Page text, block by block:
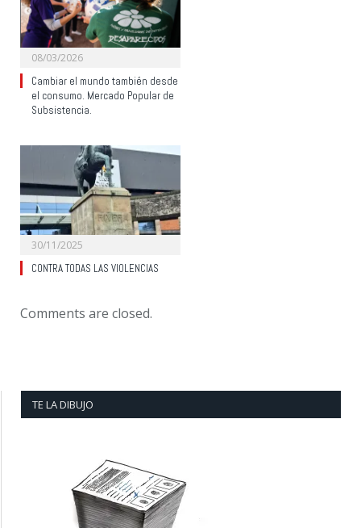
08/03/2026
Cambiar el mundo también desde
el consumo. Mercado Popular de
Subsistencia.
30/11/2025
CONTRA TODAS LAS VIOLENCIAS
Comments are closed.
TE LA DIBUJO